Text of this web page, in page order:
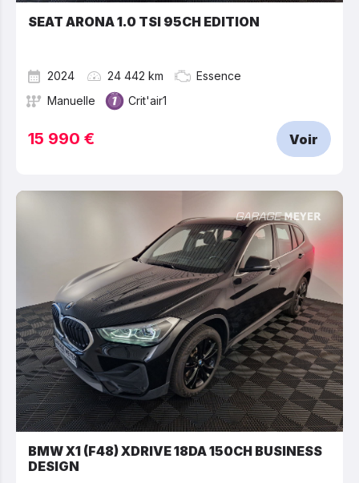
SEAT ARONA 1.0 TSI 95CH EDITION
2024 24 442 km
Essence
Manuelle
Crit'air1
15 990 € Voir
BMW X1 (F48) XDRIVE 18DA 150CH BUSINESS
DESIGN